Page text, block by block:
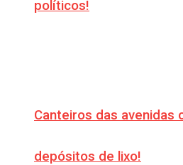
políticos!
Canteiros das avenidas
depósitos de lixo!